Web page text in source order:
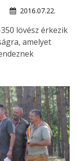
2016.07.22.
lövész érkezik
amelyet